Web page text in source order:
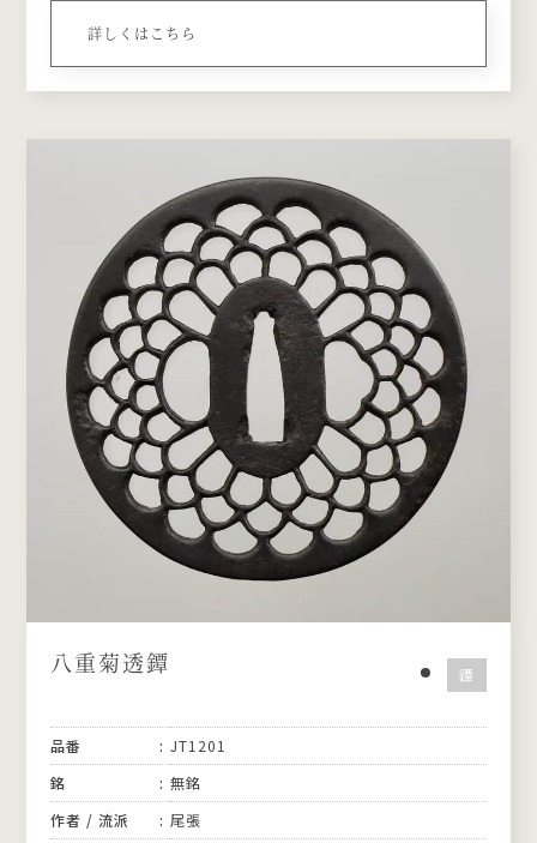
詳しくはこちら
八重菊透鐔 鐔
品番
JT1201
銘
無銘
作者 / 流派
尾張